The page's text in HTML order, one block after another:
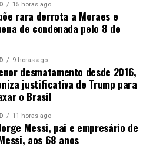
UNIJUÍ, do prof. Dr.
da UNIJUÍ, doutor em
pela EHESS de Paris-França,
e analista de mercado da
15 horas ago
rara derrota a Moraes e
de condenada pelo 8 de
9 horas ago
desmatamento desde 2016,
justificativa de Trump para
o Brasil
11 horas ago
Messi, pai e empresário de
aos 68 anos